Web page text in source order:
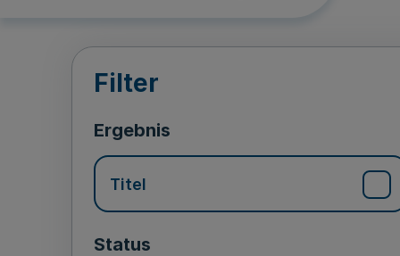
Suchergebnisse
Filter
Ergebnis
Titel
Status